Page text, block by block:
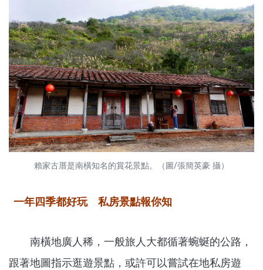
賴家古厝是南橫知名的賞花景點。（圖/張簡英豪 攝）
一年四季都好玩 私房景點報你知
南橫地廣人稀，一般旅人大都循著蜿蜒的公路，
跟著地圖指示逛遊景點，或許可以嘗試在地私房遊